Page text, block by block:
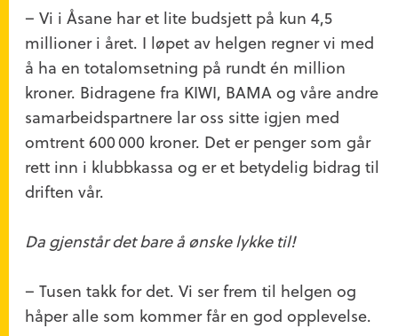
– Vi i Åsane har et lite budsjett på kun 4,5
millioner i året. I løpet av helgen regner vi med
å ha en totalomsetning på rundt én million
kroner. Bidragene fra KIWI, BAMA og våre andre
samarbeidspartnere lar oss sitte igjen med
omtrent 600 000 kroner. Det er penger som går
rett inn i klubbkassa og er et betydelig bidrag til
driften vår.
Da gjenstår det bare å ønske lykke til!
– Tusen takk for det. Vi ser frem til helgen og
håper alle som kommer får en god opplevelse.